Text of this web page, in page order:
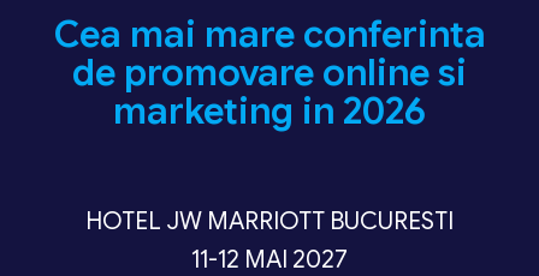
Cea mai mare conferinta
de promovare online si
marketing in 2026
HOTEL JW MARRIOTT BUCURESTI
11-12 MAI 2027